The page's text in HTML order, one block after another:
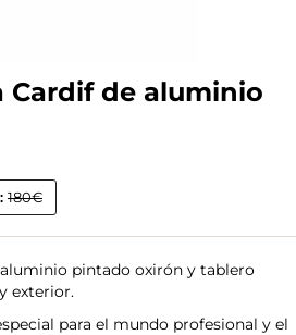
Cardif de aluminio
180€
pintado oxirón y tablero
exterior.
para el mundo profesional y el